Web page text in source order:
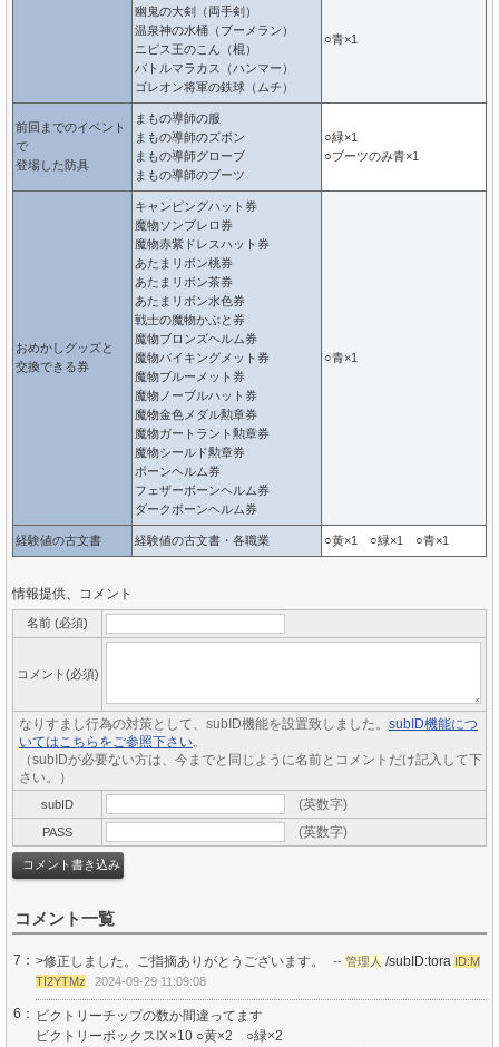
幽鬼の大剣（両手剣）
温泉神の水桶（ブーメラン）
ニビス王のこん（棍）
バトルマラカス（ハンマー）
ゴレオン将軍の鉄球（ムチ）
○青×1
前回までのイベント
で
登場した防具
まもの導師の服
まもの導師のズボン
まもの導師グローブ
まもの導師のブーツ
○緑×1
○ブーツのみ青×1
おめかしグッズと
交換できる券
キャンピングハット券
魔物ソンブレロ券
魔物赤紫ドレスハット券
あたまリボン桃券
あたまリボン茶券
あたまリボン水色券
戦士の魔物かぶと券
魔物ブロンズヘルム券
魔物バイキングメット券
魔物ブルーメット券
魔物ノーブルハット券
魔物金色メダル勲章券
魔物ガートラント勲章券
魔物シールド勲章券
ボーンヘルム券
フェザーボーンヘルム券
ダークボーンヘルム券
○青×1
経験値の古文書 経験値の古文書・各職業 ○黄×1 ○緑×1 ○青×1
情報提供、コメント
名前 (必須)
コメント(必須)
なりすまし行為の対策として、subID機能を設置致しました。 subID機能につ
いてはこちらをご参照下さい。
（subIDが必要ない方は、今までと同じように名前とコメントだけ記入して下
さい。）
subID (英数字)
PASS (英数字)
コメント一覧
7： >修正しました。ご指摘ありがとうございます。 -- 管理人 /subID:tora
ID:M
TI2YTMz
2024-09-29 11:09:08
6： ビクトリーチップの数か間違ってます
ビクトリーボックスⅨ×10 ○黄×2 ○緑×2